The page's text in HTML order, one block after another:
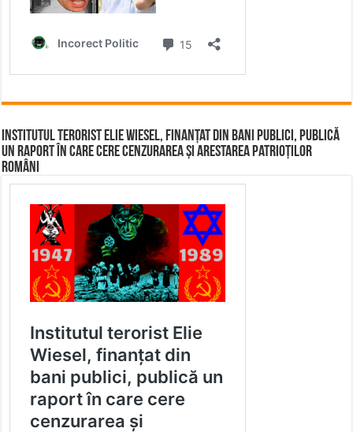
Institutul terorist Elie Wiesel, finanțat din bani publici, publică
un raport în care cere cenzurarea și arestarea patrioților
români